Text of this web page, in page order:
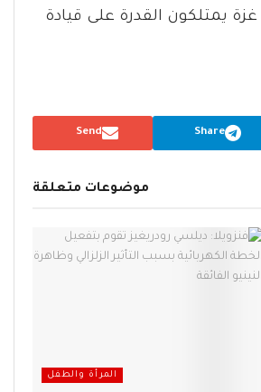
يمتلكون القدرة على قيادة
Share
Send
موضوعات متعلقة
المرأة والطفل